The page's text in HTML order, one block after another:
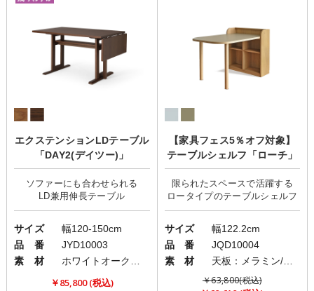
エクステンションLDテーブル
「DAY2(デイツー)」
ソファーにも合わせられる
サイズ
幅120-150cm
品 番
JYD10003
素 材
￥85,800 (税込)
【家具フェス5％オフ対象】
テーブルシェルフ「ローチ」
限られたスペースで活躍する
サイズ
幅122.2cm
品 番
JQD10004
素 材
￥63,800(税込)